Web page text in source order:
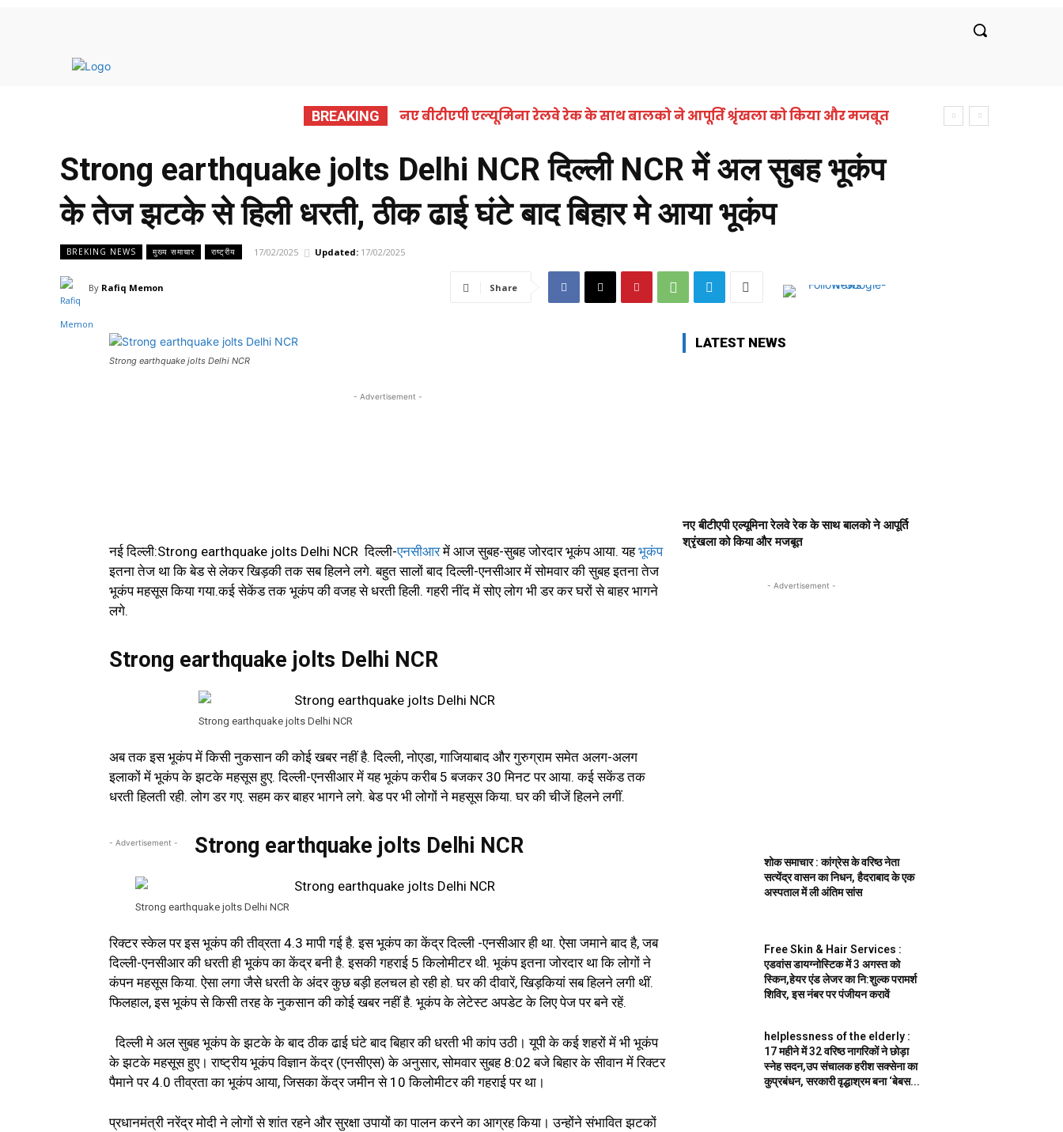
BREAKING नए बीटीएपी एल्यूमिना रेलवे रेक के साथ बालको ने आपूर्ति श्रृंखला को किया और मजबूत
Strong earthquake jolts Delhi NCR दिल्ली NCR में अल सुबह भूकंप
के तेज झटके से हिली धरती, ठीक ढाई घंटे बाद बिहार मे आया भूकंप
BREKING NEWS मुख्य समाचार राष्ट्रीय 17/02/2025 Updated: 17/02/2025
By Rafiq Memon Share
Strong earthquake jolts Delhi NCR
- Advertisement -
नई दिल्ली:Strong earthquake jolts Delhi NCR दिल्ली-एनसीआरमें आज सुबह-सुबह जोरदार भूकंप आया. यहभूकंप
इतना तेज था कि बेड से लेकर खिड़की तक सब हिलने लगे. बहुत सालों बाद दिल्ली-एनसीआर में सोमवार की सुबह इतना तेज
भूकंप महसूस किया गया.कई सेकेंड तक भूकंप की वजह से धरती हिली. गहरी नींद में सोए लोग भी डर कर घरों से बाहर भागने
लगे.
Strong earthquake jolts Delhi NCR
Strong earthquake jolts Delhi NCR
अब तक इस भूकंप में किसी नुकसान की कोई खबर नहीं है. दिल्ली, नोएडा, गाजियाबाद और गुरुग्राम समेत अलग-अलग
इलाकों में भूकंप के झटके महसूस हुए. दिल्ली-एनसीआर में यह भूकंप करीब 5 बजकर 30 मिनट पर आया. कई सकेंड तक
धरती हिलती रही. लोग डर गए. सहम कर बाहर भागने लगे. बेड पर भी लोगों ने महसूस किया. घर की चीजें हिलने लगीं.
- Advertisement - Strong earthquake jolts Delhi NCR
Strong earthquake jolts Delhi NCR
रिक्टर स्केल पर इस भूकंप की तीव्रता 4.3 मापी गई है. इस भूकंप का केंद्र दिल्ली -एनसीआर ही था. ऐसा जमाने बाद है, जब
दिल्ली-एनसीआर की धरती ही भूकंप का केंद्र बनी है. इसकी गहराई 5 किलोमीटर थी. भूकंप इतना जोरदार था कि लोगों ने
कंपन महसूस किया. ऐसा लगा जैसे धरती के अंदर कुछ बड़ी हलचल हो रही हो. घर की दीवारें, खिड़कियां सब हिलने लगी थीं.
फिलहाल, इस भूकंप से किसी तरह के नुकसान की कोई खबर नहीं है. भूकंप के लेटेस्ट अपडेट के लिए पेज पर बने रहें.
दिल्ली मे अल सुबह भूकंप के झटके के बाद ठीक ढाई घंटे बाद बिहार की धरती भी कांप उठी। यूपी के कई शहरों में भी भूकंप
के झटके महसूस हुए। राष्ट्रीय भूकंप विज्ञान केंद्र (एनसीएस) के अनुसार, सोमवार सुबह 8:02 बजे बिहार के सीवान में रिक्टर
पैमाने पर 4.0 तीव्रता का भूकंप आया, जिसका केंद्र जमीन से 10 किलोमीटर की गहराई पर था।
प्रधानमंत्री नरेंद्र मोदी ने लोगों से शांत रहने और सुरक्षा उपायों का पालन करने का आग्रह किया। उन्होंने संभावित झटकों
LATEST NEWS
नए बीटीएपी एल्यूमिना रेलवे रेक के साथ बालको ने आपूर्ति
श्रृंखला को किया और मजबूत
- Advertisement -
शोक समाचार : कांग्रेस के वरिष्ठ नेता
सत्येंद्र वासन का निधन, हैदराबाद के एक
अस्पताल में ली अंतिम सांस
Free Skin & Hair Services :
एडवांस डायग्नोस्टिक में 3 अगस्त को
स्किन,हेयर एंड लेजर का नि:शुल्क परामर्श
शिविर, इस नंबर पर पंजीयन करावें
helplessness of the elderly :
17 महीने में 32 वरिष्ठ नागरिकों ने छोड़ा
स्नेह सदन,उप संचालक हरीश सक्सेना का
कुप्रबंधन, सरकारी वृद्धाश्रम बना ‘बेबस...